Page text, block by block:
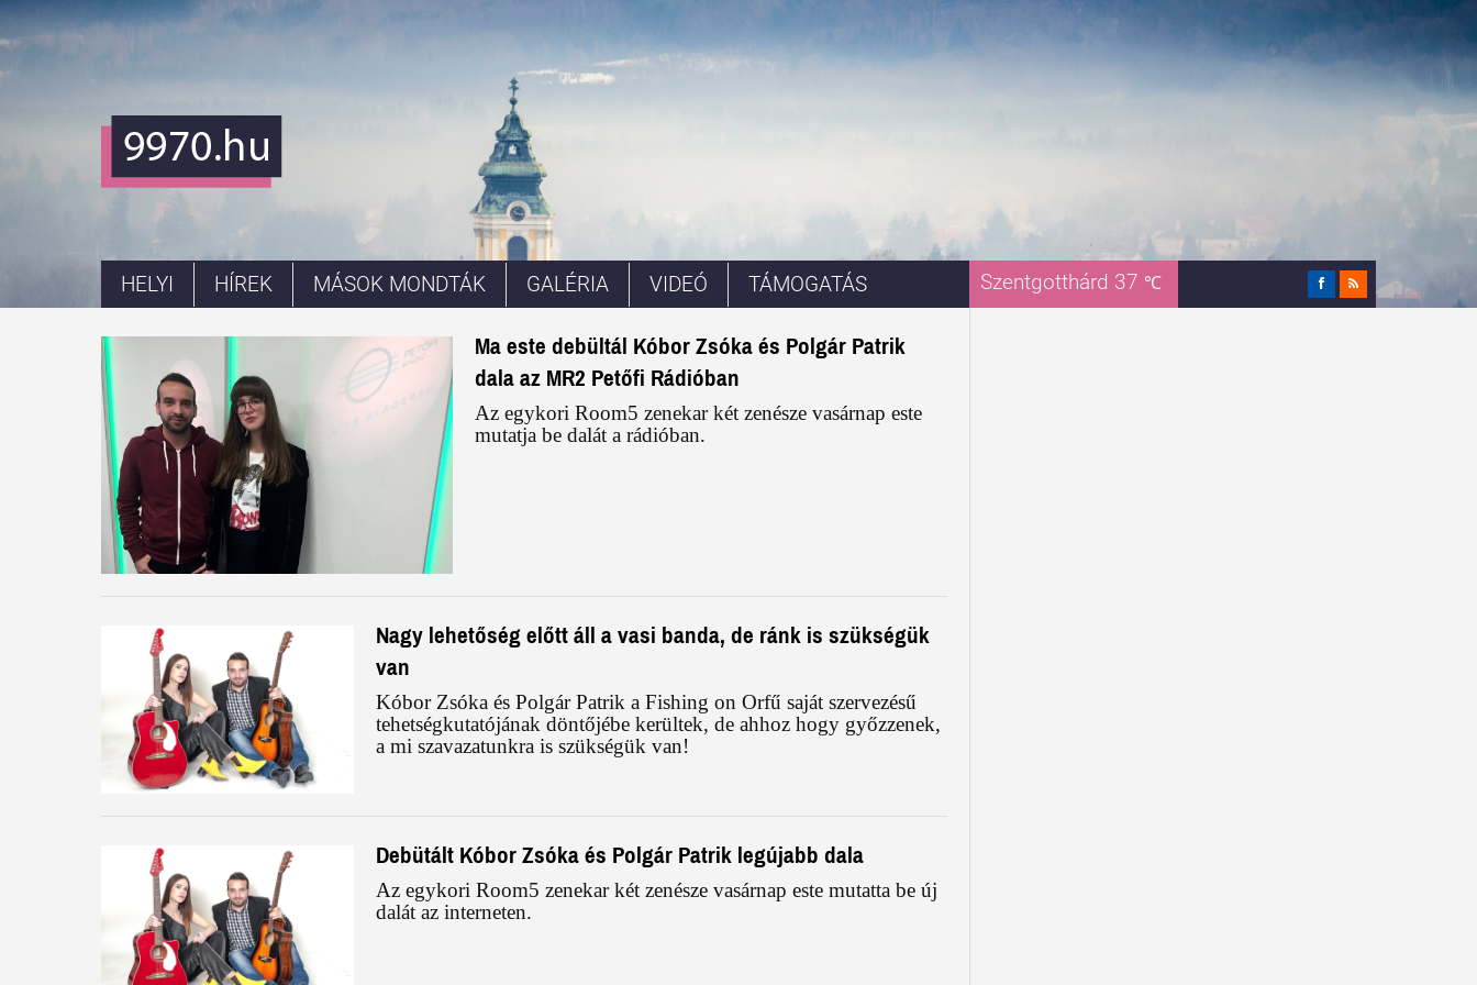
Szentgotthárd 37 ℃
HELYI HÍREK MÁSOK MONDTÁK GALÉRIA VIDEÓ TÁMOGATÁS
Ma este debültál Kóbor Zsóka és Polgár Patrik
dala az MR2 Petőfi Rádióban
Az egykori Room5 zenekar két zenésze vasárnap este
mutatja be dalát a rádióban.
Nagy lehetőség előtt áll a vasi banda, de ránk is szükségük
van
Kóbor Zsóka és Polgár Patrik a Fishing on Orfű saját szervezésű
tehetségkutatójának döntőjébe kerültek, de ahhoz hogy győzzenek,
a mi szavazatunkra is szükségük van!
Debütált Kóbor Zsóka és Polgár Patrik legújabb dala
Az egykori Room5 zenekar két zenésze vasárnap este mutatta be új
dalát az interneten.